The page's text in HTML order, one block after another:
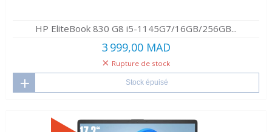
HP EliteBook 830 G8 i5-1145G7/16GB/256GB...
3 999,00 MAD
Rupture de stock
Stock épuisé